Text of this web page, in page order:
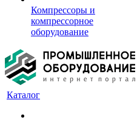
Компрессоры и
компрессорное
оборудование
Каталог